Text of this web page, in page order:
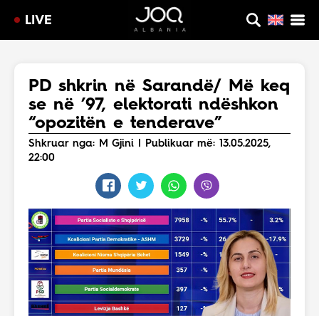
LIVE
PD shkrin në Sarandë/ Më keq
se në ’97, elektorati ndëshkon
“opozitën e tenderave”
Shkruar nga: M Gjini | Publikuar më: 13.05.2025,
22:00